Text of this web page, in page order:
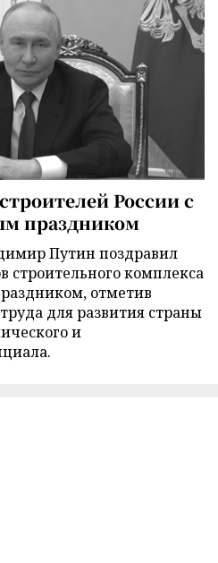
России с
праздником
Путин поздравил
строительного комплекса
отметив
для развития страны
и